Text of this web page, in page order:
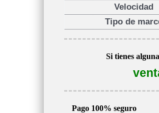
Velocidad
Tipo de
Si tienes
Pago 100% seguro